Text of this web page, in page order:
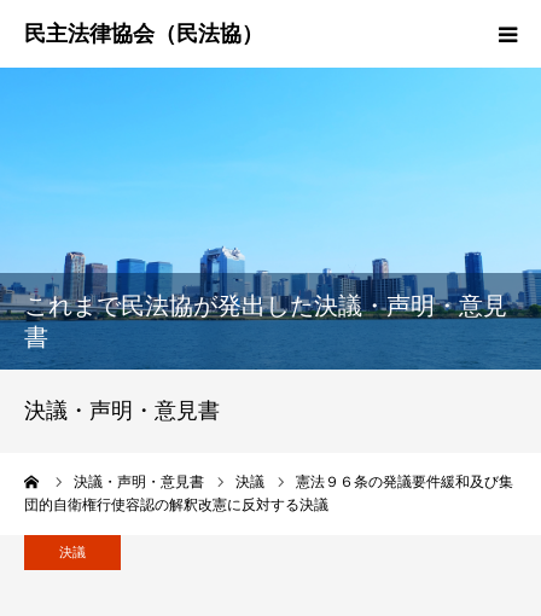
これまで民法協が発出した決議・声明・意見
書
決議・声明・意見書
決議・声明・意見書 決議
憲法９６条の発議要件緩和及び集
団的自衛権行使容認の解釈改憲に反対する決議
決議
決議・声明・意見書